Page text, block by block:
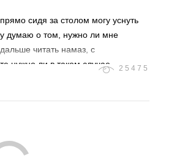
сидя за столом могу уснуть
думаю о том, нужно ли мне
читать намаз, с
нужно ли в таком случае
25475